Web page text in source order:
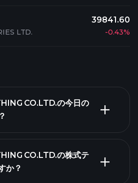
LTD.
39841.60
-0.43%
CO.LTD.の今日の
CO.LTD.の株式テ
か？